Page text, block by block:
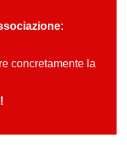
concretamente la